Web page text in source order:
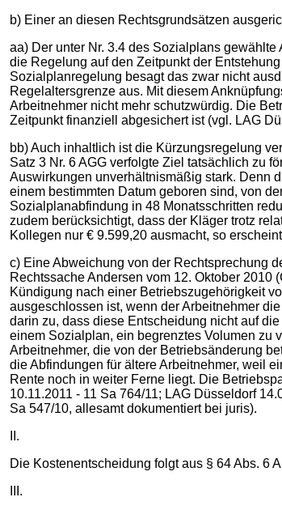
b) Einer an diesen Rechtsgrundsätzen
aa) Der unter Nr. 3.4 des Sozialplans
die Regelung auf den Zeitpunkt der
Sozialplanregelung besagt das zwar nicht
Regelaltersgrenze aus. Mit diesem
Arbeitnehmer nicht mehr schutzwürdig. Die
Zeitpunkt finanziell abgesichert ist (vgl. LAG
bb) Auch inhaltlich ist die Kürzungsregelung
Satz 3 Nr. 6 AGG verfolgte Ziel tatsächlich zu
Auswirkungen unverhältnismäßig stark. Denn
einem bestimmten Datum geboren sind, von
Sozialplanabfindung in 48 Monatsschritten
zudem berücksichtigt, dass der Kläger trotz
Kollegen nur € 9.599,20 ausmacht, so
c) Eine Abweichung von der Rechtsprechung
Rechtssache Andersen vom 12. Oktober
Kündigung nach einer Betriebszugehörigkeit
ausgeschlossen ist, wenn der Arbeitnehmer
darin zu, dass diese Entscheidung nicht auf
einem Sozialplan, ein begrenztes Volumen zu
Arbeitnehmer, die von der Betriebsänderung
die Abfindungen für ältere Arbeitnehmer, weil
Rente noch in weiter Ferne liegt. Die
10.11.2011 - 11 Sa 764/11; LAG Düsseldorf
Sa 547/10, allesamt dokumentiert bei juris).
II.
Die Kostenentscheidung folgt aus § 64 Abs. 6
III.